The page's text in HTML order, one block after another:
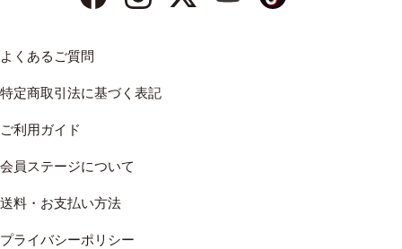
よくあるご質問
特定商取引法に基づく表記
ご利用ガイド
会員ステージについて
送料・お支払い方法
プライバシーポリシー